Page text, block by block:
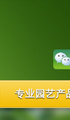
专业园艺产